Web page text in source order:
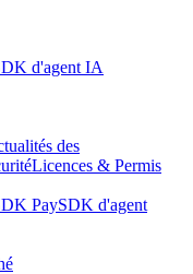
d'agent IA
des
Licences & Permis
PaySDK d'agent